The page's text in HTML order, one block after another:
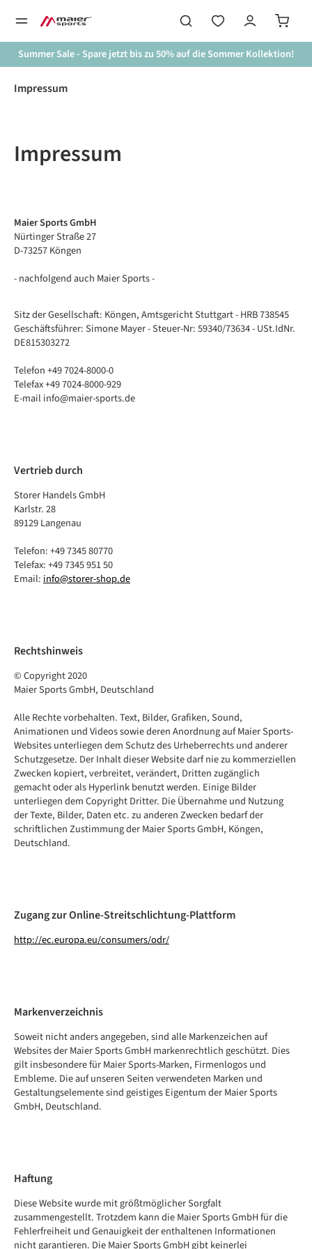
springen
Summer Sale - Spare jetzt bis zu 50% auf die Sommer Kollektion!
Impressum
Impressum
Maier Sports GmbH
Nürtinger Straße 27
D-73257 Köngen
- nachfolgend auch Maier Sports -
Sitz der Gesellschaft: Köngen, Amtsgericht Stuttgart - HRB 738545
Geschäftsführer: Simone Mayer - Steuer-Nr: 59340/73634 - USt.IdNr.
DE815303272
Telefon +49 7024-8000-0
Telefax +49 7024-8000-929
E-mail info@maier-sports.de
Vertrieb durch
Storer Handels GmbH
Karlstr. 28
89129 Langenau
Telefon: +49 7345 80770
Telefax: +49 7345 951 50
Email: info@storer-shop.de
Rechtshinweis
© Copyright 2020
Maier Sports GmbH, Deutschland
Alle Rechte vorbehalten. Text, Bilder, Grafiken, Sound,
Animationen und Videos sowie deren Anordnung auf Maier Sports-
Websites unterliegen dem Schutz des Urheberrechts und anderer
Schutzgesetze. Der Inhalt dieser Website darf nie zu kommerziellen
Zwecken kopiert, verbreitet, verändert, Dritten zugänglich
gemacht oder als Hyperlink benutzt werden. Einige Bilder
unterliegen dem Copyright Dritter. Die Übernahme und Nutzung
der Texte, Bilder, Daten etc. zu anderen Zwecken bedarf der
schriftlichen Zustimmung der Maier Sports GmbH, Köngen,
Deutschland.
Zugang zur Online-Streitschlichtung-Plattform
http://ec.europa.eu/consumers/odr/
Markenverzeichnis
Soweit nicht anders angegeben, sind alle Markenzeichen auf
Websites der Maier Sports GmbH markenrechtlich geschützt. Dies
gilt insbesondere für Maier Sports-Marken, Firmenlogos und
Embleme. Die auf unseren Seiten verwendeten Marken und
Gestaltungselemente sind geistiges Eigentum der Maier Sports
GmbH, Deutschland.
Haftung
Diese Website wurde mit größtmöglicher Sorgfalt
zusammengestellt. Trotzdem kann die Maier Sports GmbH für die
Fehlerfreiheit und Genauigkeit der enthaltenen Informationen
nicht garantieren. Die Maier Sports GmbH gibt keinerlei